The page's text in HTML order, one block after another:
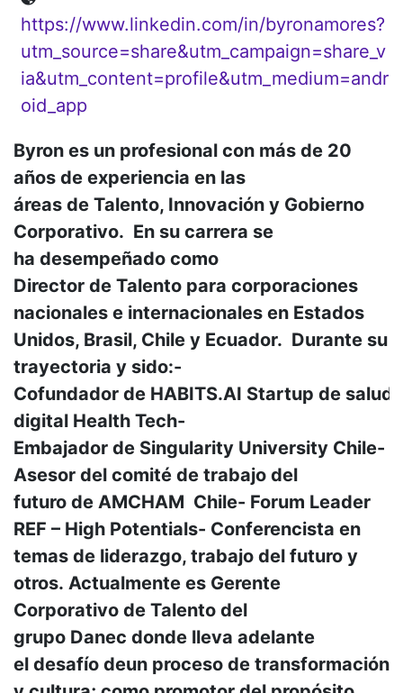
https://www.linkedin.com/in/byronamores?
utm_source=share&utm_campaign=share_v
ia&utm_content=profile&utm_medium=andr
oid_app
Byron es un profesional con más de 20
años de experiencia en las
áreas de Talento, Innovación y Gobierno
Corporativo. En su carrera se
ha desempeñado como
Director de Talento para corporaciones
nacionales e internacionales en Estados
Unidos, Brasil, Chile y Ecuador. Durante su
trayectoria y sido:-
Cofundador de HABITS.AI Startup de salud
digital Health Tech-
Embajador de Singularity University Chile-
Asesor del comité de trabajo del
futuro de AMCHAM Chile- Forum Leader
REF – High Potentials- Conferencista en
temas de liderazgo, trabajo del futuro y
otros. Actualmente es Gerente
Corporativo de Talento del
grupo Danec donde lleva adelante
el desafío deun proceso de transformación